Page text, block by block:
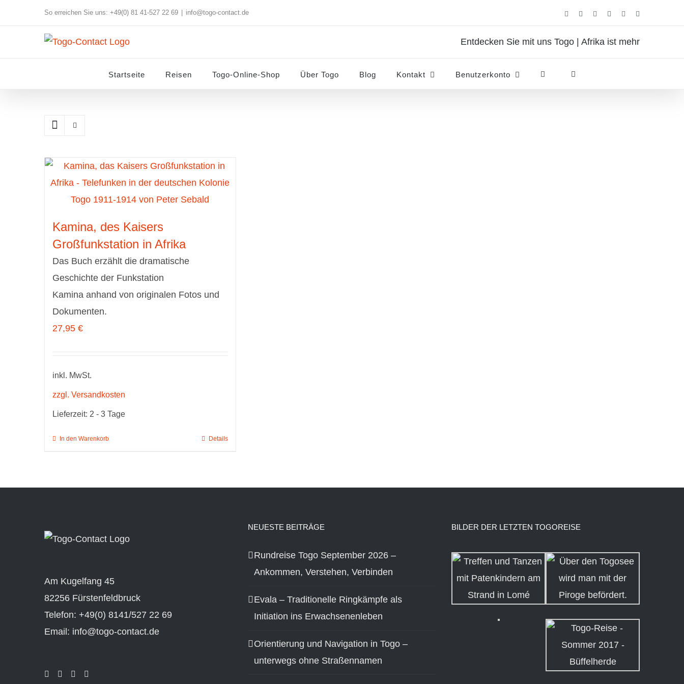
So erreichen Sie uns: +49(0) 81 41-527 22 69 info@togo-contact.de FacebookInstagram
Pinterest
Entdecken Sie mit uns Togo | Afrika ist mehr
Startseite Reisen Togo-Online-Shop Über Togo Blog Kontakt Benutzerkonto
Kamina, des Kaisers
Großfunkstation in Afrika
Das Buch erzählt die dramatische
Geschichte der Funkstation
Kamina anhand von originalen Fotos und
Dokumenten.
27,95 €
inkl. MwSt.
zzgl. Versandkosten
Lieferzeit: 2 - 3 Tage
In den Warenkorb Details
Am Kugelfang 45
82256 Fürstenfeldbruck
Telefon: +49(0) 8141/527 22 69
Email: info@togo-contact.de
NEUESTE BEITRÄGE
Rundreise Togo September 2026 –
Ankommen, Verstehen, Verbinden
Evala – Traditionelle Ringkämpfe als
Initiation ins Erwachsenenleben
Orientierung und Navigation in Togo –
unterwegs ohne Straßennamen
BILDER DER LETZTEN TOGOREISE